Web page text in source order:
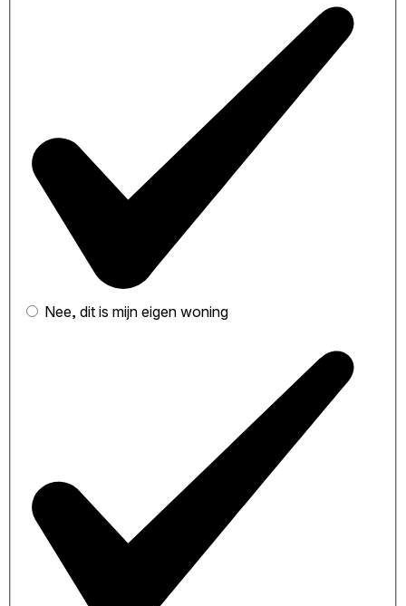
Nee, dit is mijn eigen woning